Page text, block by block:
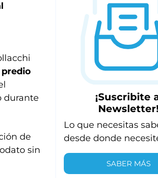
durante
de
sin
¡Suscribite
Lo que necesitas
desde donde
SABER MÁS